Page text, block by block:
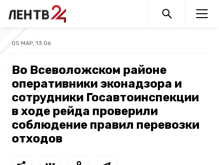
05 МАР, 13:06
Во Всеволожском районе
оперативники эконадзора и
сотрудники Госавтоинспекции
в ходе рейда проверили
соблюдение правил перевозки
отходов